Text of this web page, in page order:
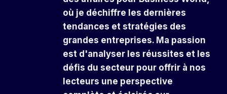
où je déchiffre les dernières
tendances et stratégies des
grandes entreprises. Ma passion
est d'analyser les réussites et les
défis du secteur pour offrir à nos
lecteurs une perspective